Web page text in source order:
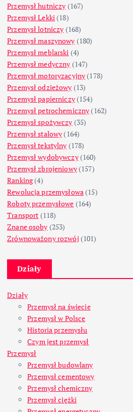
Przemysł hutniczy (167)
Przemysł Lekki (18)
Przemysł lotniczy (168)
Przemysł maszynowy (180)
Przemysł meblarski (4)
Przemysł medyczny (147)
Przemysł motoryzacyjny (178)
Przemysł odzieżowy (13)
Przemysł papierniczy(154)
Przemysł petrochemiczny (162)
Przemysł spożywczy (35)
Przemysł stalowy (164)
Przemysł tekstylny (178)
Przemysł wydobywczy(160)
Przemysł zbrojeniowy(157)
Ranking(4)
Rewolucja przemysłowa (15)
Roboty przemysłowe (164)
Transport (118)
Znane osoby (253)
Zrównoważony rozwój (101)
Działy
Działy
Przemysł na świecie
Przemysł w Polsce
Historia przemysłu
Czym jest przemysł
Przemysł
Przemysł budowlany
Przemysł cementowy
Przemysł chemiczny
Przemysł ciężki